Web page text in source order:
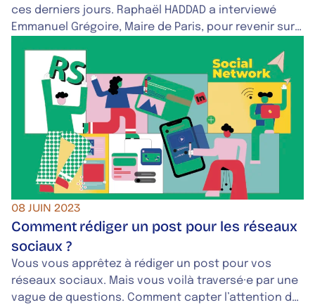
ces derniers jours. Raphaël HADDAD a interviewé
Emmanuel Grégoire, Maire de Paris, pour revenir sur
vendredi dans Sésame, la newsletter de l'agence qui
décrypte l'actualité au prisme des mots.
08 JUIN 2023
Comment rédiger un post pour les réseaux
sociaux ?
Vous vous apprêtez à rédiger un post pour vos
réseaux sociaux. Mais vous voilà traversé·e par une
vague de questions. Comment capter l’attention de